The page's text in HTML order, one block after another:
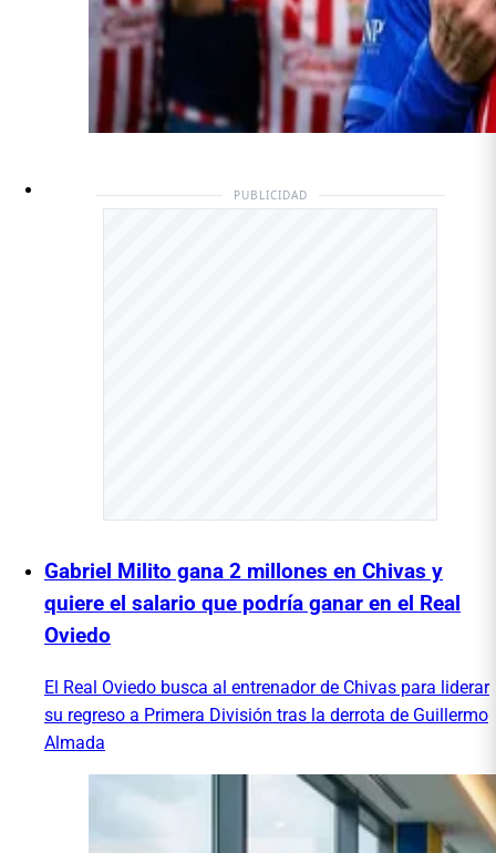
PUBLICIDAD
Gabriel Milito gana 2 millones en Chivas y
quiere el salario que podría ganar en el Real
Oviedo
El Real Oviedo busca al entrenador de Chivas para liderar
su regreso a Primera División tras la derrota de Guillermo
Almada